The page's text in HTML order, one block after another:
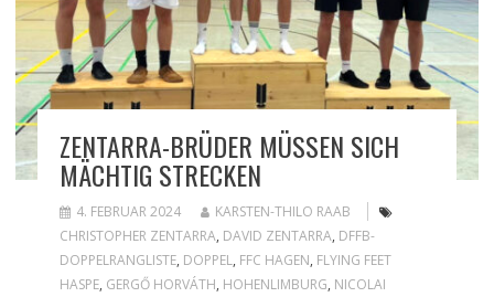
ZENTARRA-BRÜDER MÜSSEN SICH
MÄCHTIG STRECKEN
4. FEBRUAR 2024
KARSTEN-THILO RAAB
CHRISTOPHER ZENTARRA, DAVID ZENTARRA, DFFB-
DOPPELRANGLISTE, DOPPEL, FFC HAGEN, FLYING FEET
HASPE, GERGŐ HORVÁTH, HOHENLIMBURG, NICOLAI